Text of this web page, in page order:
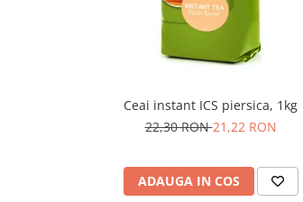
Ceai instant ICS piersica, 1kg
22,30 RON21,22 RON
ADAUGA IN COS